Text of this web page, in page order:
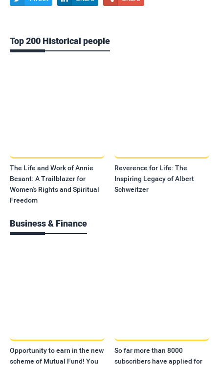
Top 200 Historical people
The Life and Work of Annie
Besant: A Trailblazer for
Women's Rights and Spiritual
Freedom
Reverence for Life: The
Inspiring Legacy of Albert
Schweitzer
Business & Finance
Opportunity to earn in the new
scheme of Mutual Fund! You
So far more than 8000
subscribers have applied for